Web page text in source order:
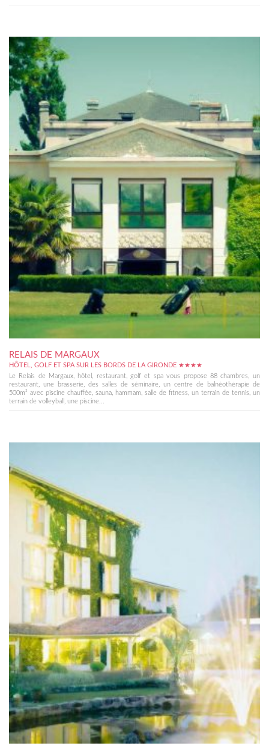
RELAIS DE MARGAUX
HÔTEL, GOLF ET SPA SUR LES BORDS DE LA GIRONDE ★★★★
Le Relais de Margaux, hôtel, restaurant, golf et spa vous propose 88 chambres, un
restaurant, une brasserie, des salles de séminaire, un centre de balnéothérapie de
500m² avec piscine chauffée, sauna, hammam, salle de fitness, un terrain de tennis, un
terrain de volleyball, une piscine...